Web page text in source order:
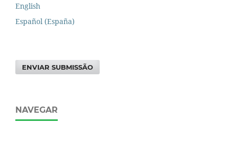
English
Español (España)
ENVIAR SUBMISSÃO
NAVEGAR